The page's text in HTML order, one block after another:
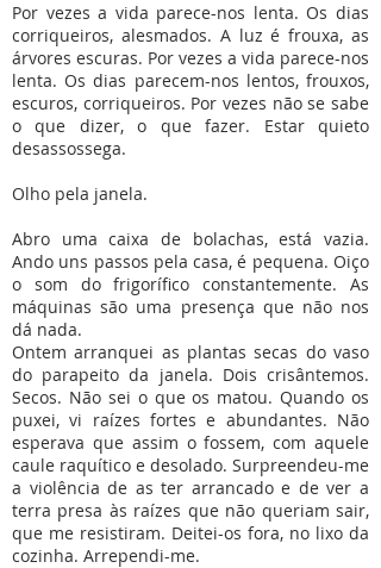
Por vezes a vida parece-nos lenta. Os dias
corriqueiros, alesmados. A luz é frouxa, as
árvores escuras. Por vezes a vida parece-nos
lenta. Os dias parecem-nos lentos, frouxos,
escuros, corriqueiros. Por vezes não se sabe
o que dizer, o que fazer. Estar quieto
desassossega.
Olho pela janela.
Abro uma caixa de bolachas, está vazia.
Ando uns passos pela casa, é pequena. Oiço
o som do frigorífico constantemente. As
máquinas são uma presença que não nos
dá nada.
Ontem arranquei as plantas secas do vaso
do parapeito da janela. Dois crisântemos.
Secos. Não sei o que os matou. Quando os
puxei, vi raízes fortes e abundantes. Não
esperava que assim o fossem, com aquele
caule raquítico e desolado. Surpreendeu-me
a violência de as ter arrancado e de ver a
terra presa às raízes que não queriam sair,
que me resistiram. Deitei-os fora, no lixo da
cozinha. Arrependi-me.